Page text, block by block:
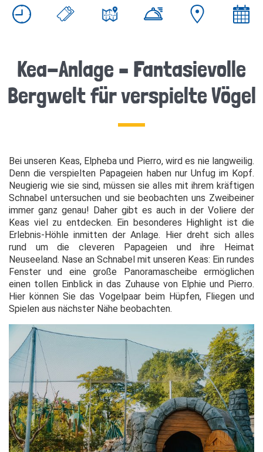
Kea-Anlage – Fantasievolle
Bergwelt für verspielte Vögel
Bei unseren Keas, Elpheba und Pierro, wird es nie langweilig.
Denn die verspielten Papageien haben nur Unfug im Kopf.
Neugierig wie sie sind, müssen sie alles mit ihrem kräftigen
Schnabel untersuchen und sie beobachten uns Zweibeiner
immer ganz genau! Daher gibt es auch in der Voliere der
Keas viel zu entdecken. Ein besonderes Highlight ist die
Erlebnis-Höhle inmitten der Anlage. Hier dreht sich alles
rund um die cleveren Papageien und ihre Heimat
Neuseeland. Nase an Schnabel mit unseren Keas: Ein rundes
Fenster und eine große Panoramascheibe ermöglichen
einen tollen Einblick in das Zuhause von Elphie und Pierro.
Hier können Sie das Vogelpaar beim Hüpfen, Fliegen und
Spielen aus nächster Nähe beobachten.